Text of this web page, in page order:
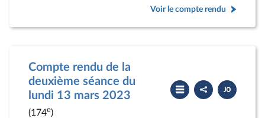
Voir le compte rendu
Compte rendu de la
deuxième séance du
lundi 13 mars 2023
(174e)
Partager
le
compte
Télécharger
le
PDF